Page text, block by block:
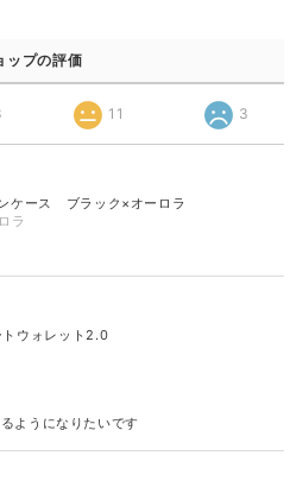
ップの評価
11 3
ース ブラック×オーロラ
ラ
ウォレット2.0
ようになりたいです